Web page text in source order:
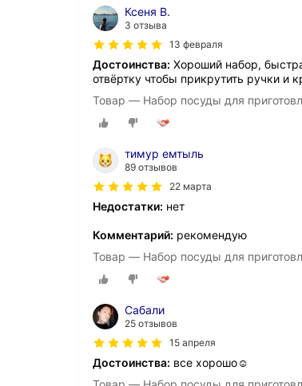
Ксеня В.
3 отзыва
13 февраля
Достоинства: Хороший набор,
отвёртку чтобы прикрутить ручки
Товар — Набор посуды для
тимур емтыль
89 отзывов
22 марта
Недостатки: нет
Комментарий: рекомендую
Товар — Набор посуды для
Сабали
25 отзывов
15 апреля
Достоинства: все хорошо☺